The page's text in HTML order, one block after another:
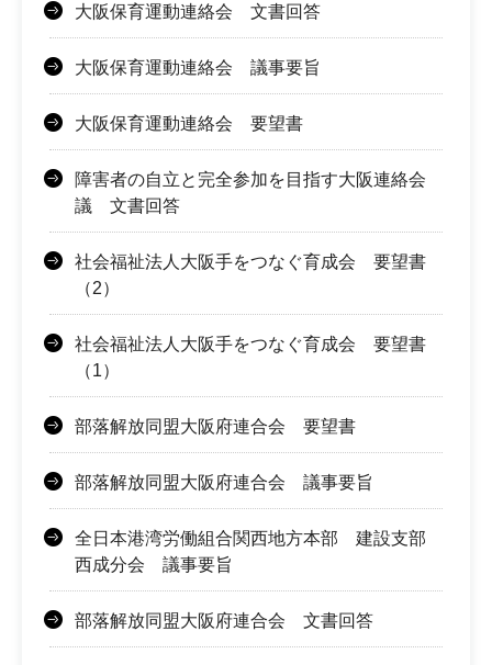
大阪保育運動連絡会 文書回答
大阪保育運動連絡会 議事要旨
大阪保育運動連絡会 要望書
障害者の自立と完全参加を目指す大阪連絡会
議 文書回答
社会福祉法人大阪手をつなぐ育成会 要望書
（2）
社会福祉法人大阪手をつなぐ育成会 要望書
（1）
部落解放同盟大阪府連合会 要望書
部落解放同盟大阪府連合会 議事要旨
全日本港湾労働組合関西地方本部 建設支部
西成分会 議事要旨
部落解放同盟大阪府連合会 文書回答